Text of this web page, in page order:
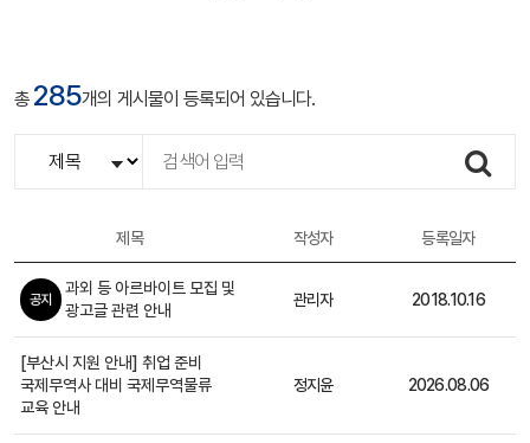
자
총 285개의 게시물이 등록되어 있습니다.
제목 작성자 등록일자
공지
과외 등 아르바이트 모집 및
광고글 관련 안내
관리자 2018.10.16
일반
[부산시 지원 안내] 취업 준비
국제무역사 대비 국제무역물류
교육 안내
정지윤 2026.08.06